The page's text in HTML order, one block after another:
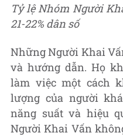
Tỷ lệ Nhóm Người
21-22% dân số
Những Người Khai
và hướng dẫn. Họ
làm việc một cách
lượng của người
năng suất và hiệu
Người Khai Vấn